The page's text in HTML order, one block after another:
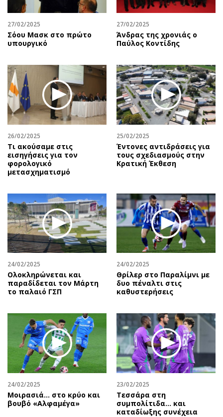
27/02/2025
Σόου Μασκ στο πρώτο
υπουργικό
27/02/2025
Άνδρας της χρονιάς ο
Παύλος Κοντίδης
26/02/2025
Τι ακούσαμε στις
εισηγήσεις για τον
φορολογικό
μετασχηματισμό
25/02/2025
Έντονες αντιδράσεις για
τους σχεδιασμούς στην
Κρατική Έκθεση
24/02/2025
Ολοκληρώνεται και
παραδίδεται τον Μάρτη
το παλαιό ΓΣΠ
24/02/2025
Θρίλερ στο Παραλίμνι με
δυο πέναλτι στις
καθυστερήσεις
24/02/2025
Μοιρασιά… στο κρύο και
βουβό «Αλφαμέγα»
23/02/2025
Τεσσάρα στη
συμπολίτιδα... και
καταδίωξης συνέχεια